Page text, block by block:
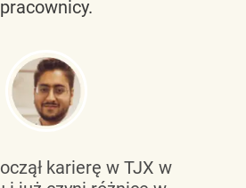
pracownicy.
karierę w TJX w